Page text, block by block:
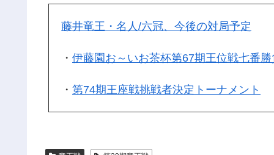
藤井竜王・名人/六冠、今後の対局予定
・ 伊藤園お～いお茶杯第67期王位戦七番勝
・ 第74期王座戦挑戦者決定トーナメント